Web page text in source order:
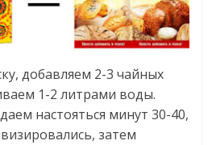
добавляем 2-3 чайных
1-2 литрами воды.
настояться минут 30-40,
затем